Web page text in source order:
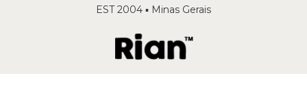
EST 2004 ▪️ Minas Gerais